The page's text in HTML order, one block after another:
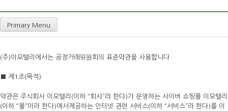
Primary Menu
(주)이모텔리에서는 공정거래위원회의 표준약관을 사용합니다
■ 제1조(목적)
약관은 주식회사 이모텔리(이하 “회사”라 한다)가 운영하는 사이버 쇼핑몰 이모텔리
(이하 “몰”이라 한다)에서제공하는 인터넷 관련 서비스(이하 “서비스”라 한다)를 이